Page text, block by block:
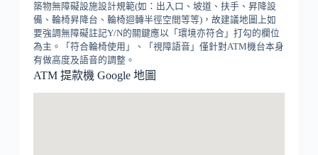
築物無障礙設施設計規範(如：出入口、坡道、扶手、昇降設
備、輪椅昇降台、輪椅迴轉半徑空間等等)，故建議地圖上如
要強調無障礙註記Y/N的關鍵應以「環境亦符合」打勾的欄位
為主。「符合輪椅使用」、「視障語音」僅針對ATM機台本身
有做高度及語音的調整。
ATM 提款機 Google 地圖